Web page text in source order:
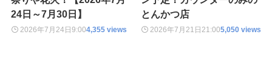
24日～7月30日】
2026年7月24日9:004,355 views
とんかつ店
2026年7月21日21:005,050 views